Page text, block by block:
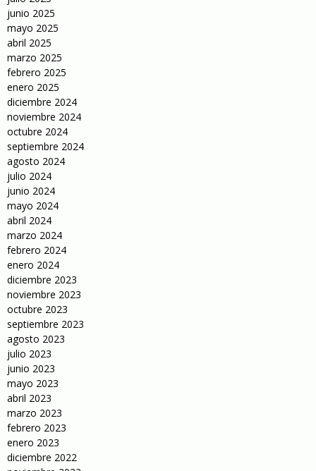
junio 2025
mayo 2025
abril 2025
marzo 2025
febrero 2025
enero 2025
diciembre 2024
noviembre 2024
octubre 2024
septiembre 2024
agosto 2024
julio 2024
junio 2024
mayo 2024
abril 2024
marzo 2024
febrero 2024
enero 2024
diciembre 2023
noviembre 2023
octubre 2023
septiembre 2023
agosto 2023
julio 2023
junio 2023
mayo 2023
abril 2023
marzo 2023
febrero 2023
enero 2023
diciembre 2022